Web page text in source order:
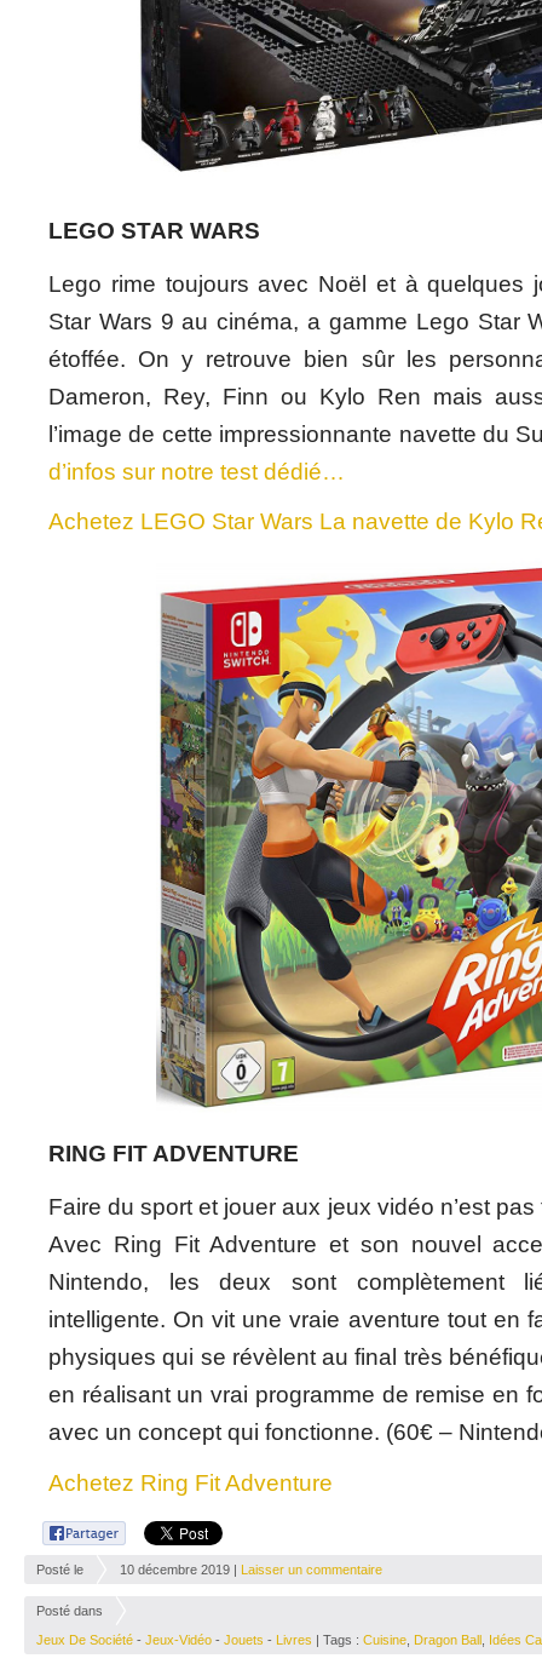
LEGO STAR WARS
Lego rime toujours avec Noël et à quelques
Star Wars 9 au cinéma, a gamme Lego Star
étoffée. On y retrouve bien sûr les
Dameron, Rey, Finn ou Kylo Ren mais
l’image de cette impressionnante navette du
d’infos sur notre test dédié…
Achetez LEGO Star Wars La navette de Kylo
RING FIT ADVENTURE
Faire du sport et jouer aux jeux vidéo n’est
Avec Ring Fit Adventure et son nouvel
Nintendo, les deux sont complètement
intelligente. On vit une vraie aventure tout en
physiques qui se révèlent au final très
en réalisant un vrai programme de remise en
avec un concept qui fonctionne. (60€ –
Achetez Ring Fit Adventure
Posté le 10 décembre 2019 | Laisser un commentaire
Posté dans
Jeux De Société - Jeux-Vidéo - Jouets - Livres | Tags : Cuisine Dragon Ball Idées